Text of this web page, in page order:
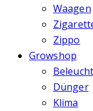
Waagen
Zippo
Growshop
Dünger
Klima